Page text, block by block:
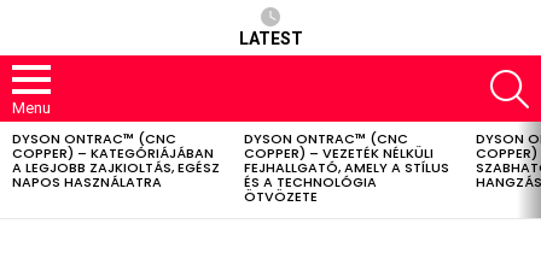
LATEST
Menu
LATEST
STORIES
DYSON ONTRAC™ (CNC
COPPER) – KATEGÓRIÁJÁBAN
A LEGJOBB ZAJKIOLTÁS, EGÉSZ
NAPOS HASZNÁLATRA
DYSON ONTRAC™ (CNC
COPPER) – VEZETÉK NÉLKÜLI
FEJHALLGATÓ, AMELY A STÍLUS
ÉS A TECHNOLÓGIA
ÖTVÖZETE
DYSON
COPPER)